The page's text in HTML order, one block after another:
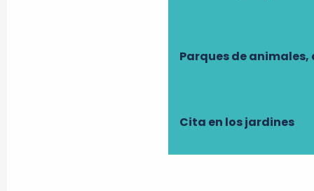
Parques de
Cita en los jardines